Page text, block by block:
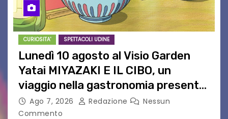
CURIOSITA' SPETTACOLI UDINE
Lunedì 10 agosto al Visio Garden
Yatai MIYAZAKI E IL CIBO, un
viaggio nella gastronomia presente
nei film di Hayao Miyazaki!
Ago 7, 2026 Redazione
Nessun
Commento